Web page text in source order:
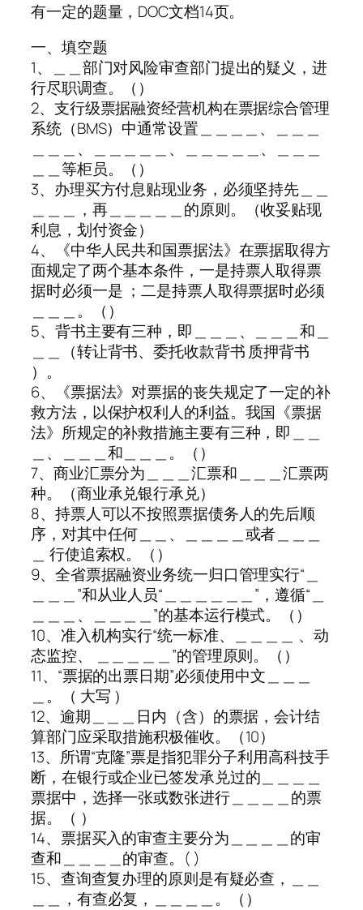
有一定的题量，DOC文档14页。
一、填空题
1、＿＿部门对风险审查部门提出的疑义，进
行尽职调查。（）
2、支行级票据融资经营机构在票据综合管理
系统（BMS）中通常设置＿＿＿＿、＿＿＿
＿＿＿、＿＿＿＿＿、＿＿＿＿＿、＿＿＿
＿＿等柜员。（）
3、办理买方付息贴现业务，必须坚持先＿＿
＿＿＿，再＿＿＿＿＿的原则。（收妥贴现
利息，划付资金）
4、《中华人民共和国票据法》在票据取得方
面规定了两个基本条件，一是持票人取得票
据时必须一是 ；二是持票人取得票据时必须
＿＿＿。（）
5、背书主要有三种，即＿＿＿、＿＿＿和＿
＿＿（转让背书、委托收款背书 质押背书
）。
6、《票据法》对票据的丧失规定了一定的补
救方法，以保护权利人的利益。我国《票据
法》所规定的补救措施主要有三种，即＿＿
＿、＿＿＿和＿＿＿。（）
7、商业汇票分为＿＿＿汇票和＿＿＿汇票两
种。（商业承兑银行承兑）
8、持票人可以不按照票据债务人的先后顺
序，对其中任何＿＿、＿＿＿＿或者＿＿＿
＿ 行使追索权。（）
9、全省票据融资业务统一归口管理实行“＿
＿＿＿”和从业人员“＿＿＿＿＿＿”，遵循“＿
＿＿＿、＿＿＿＿”的基本运行模式。（）
10、准入机构实行“统一标准、＿＿＿＿ 、动
态监控、 ＿＿＿＿＿”的管理原则。（）
11、“票据的出票日期”必须使用中文＿＿＿
＿。（ 大写 ）
12、逾期＿＿＿日内（含）的票据，会计结
算部门应采取措施积极催收。（10）
13、所谓“克隆”票是指犯罪分子利用高科技手
断，在银行或企业已签发承兑过的＿＿＿＿
票据中，选择一张或数张进行＿＿＿＿的票
据。（ ）
14、票据买入的审查主要分为＿＿＿＿的审
查和＿＿＿＿的审查。( )
15、查询查复办理的原则是有疑必查，＿＿
＿＿，有查必复，＿＿＿＿。（）